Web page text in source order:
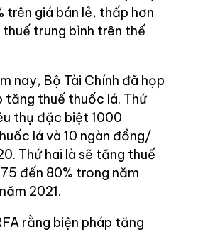
trên giá bán lẻ, thấp hơn
trung bình trên thế
nay, Bộ Tài Chính đã họp
tăng thuế thuốc lá. Thứ
thụ đặc biệt 1000
lá và 10 ngàn đồng/
Thứ hai là sẽ tăng thuế
đến 80% trong năm
2021.
rằng biện pháp tăng